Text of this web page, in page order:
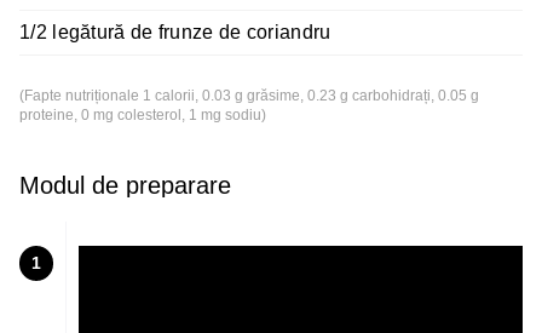
1/2 legătură de frunze de coriandru
(Fapte nutriționale 1 calorii, 0.03 g grăsime, 0.23 g carbohidrați, 0.05 g
proteine, 0 mg colesterol, 1 mg sodiu)
Modul de preparare
1